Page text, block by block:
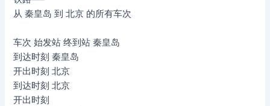
从 秦皇岛 到 北京 的所有车次
车次 始发站 终到站 秦皇岛
到达时刻 秦皇岛
开出时刻 北京
到达时刻 北京
开出时刻